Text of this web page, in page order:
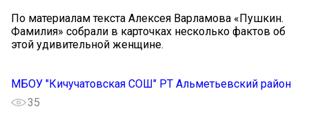
По материалам текста Алексея Варламова «Пушкин.
Фамилия» собрали в карточках несколько фактов об
этой удивительной женщине.
МБОУ "Кичучатовская СОШ" РТ Альметьевский район
35